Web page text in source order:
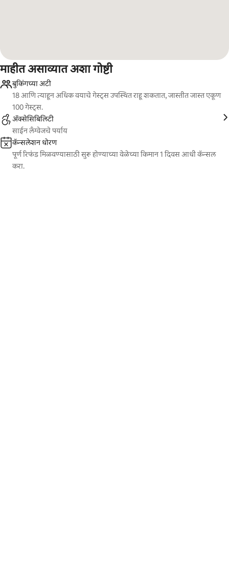
माहीत असाव्यात अशा गोष्टी
बुकिंगच्या अटी
18 आणि त्याहून अधिक वयाचे गेस्ट्स उपस्थित राहू शकतात, जास्तीत जास्त एकूण
100 गेस्ट्स.
ॲक्सेसिबिलिटी
साईन लँग्वेजचे पर्याय
कॅन्सलेशन धोरण
पूर्ण रिफंड मिळवण्यासाठी सुरू होण्याच्या वेळेच्या किमान 1 दिवस आधी कॅन्सल
करा.